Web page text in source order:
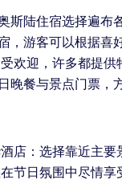
斯陆住宿选择遍布
，游客可以根据喜
欢迎，许多都提供
晚餐与景点门票，
店：选择靠近主要
节日氛围中尽情享